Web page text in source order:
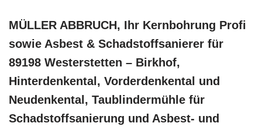
MÜLLER ABBRUCH, Ihr Kernbohrung Profi
sowie Asbest & Schadstoffsanierer für
89198 Westerstetten – Birkhof,
Hinterdenkental, Vorderdenkental und
Neudenkental, Taublindermühle für
Schadstoffsanierung und Asbest- und